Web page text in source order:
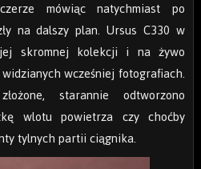
mówiąc natychmiast po
na dalszy plan. Ursus C330 w
skromnej kolekcji i na żywo
wcześniej fotografiach.
starannie odtworzono
wlotu powietrza czy choćby
tylnych partii ciągnika.